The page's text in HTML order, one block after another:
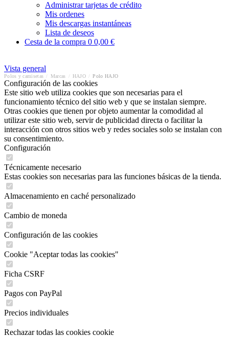
Administrar tarjetas de crédito
Mis ordenes
Mis descargas instantáneas
Lista de deseos
Cesta de la compra 0 0,00 €
Vista general
Polos y camisetas Marcas HAJO Polo HAJO
Configuración de las cookies
Este sitio web utiliza cookies que son necesarias para el
funcionamiento técnico del sitio web y que se instalan siempre.
Otras cookies que tienen por objeto aumentar la comodidad al
utilizar este sitio web, servir de publicidad directa o facilitar la
interacción con otros sitios web y redes sociales solo se instalan con
su consentimiento.
Configuración
Técnicamente necesario
Estas cookies son necesarias para las funciones básicas de la tienda.
Almacenamiento en caché personalizado
Cambio de moneda
Configuración de las cookies
Cookie "Aceptar todas las cookies"
Ficha CSRF
Pagos con PayPal
Precios individuales
Rechazar todas las cookies cookie